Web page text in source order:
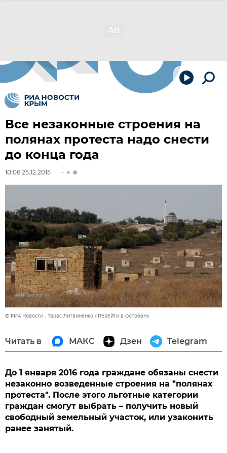
Все незаконные строения на
полянах протеста надо снести
до конца года
10:06 25.12.2015
© РИА Новости . Тарас Литвиненко Перейти в фотобанк
Читать в МАКС Дзен Telegram
До 1 января 2016 года граждане обязаны снести
незаконно возведенные строения на "полянах
протеста". После этого льготные категории
граждан смогут выбрать – получить новый
свободный земельный участок, или узаконить
ранее занятый.